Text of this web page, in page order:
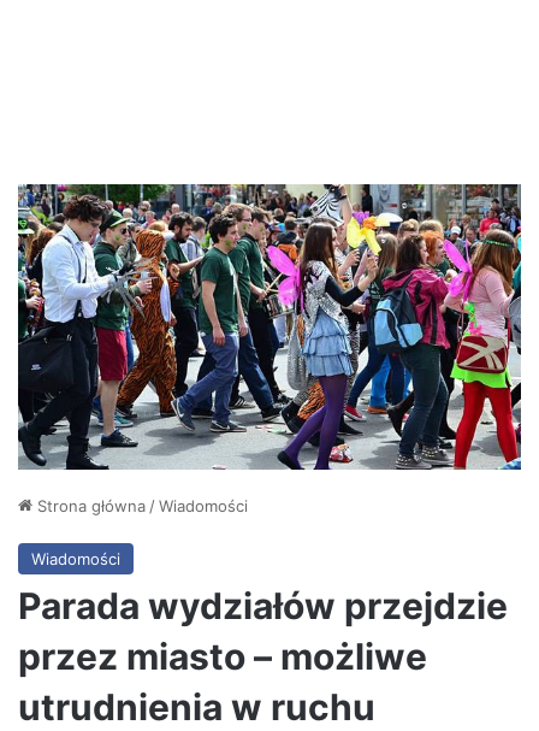
Strona główna/Wiadomości
Wiadomości
Parada wydziałów przejdzie
przez miasto – możliwe
utrudnienia w ruchu